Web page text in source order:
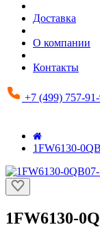
Доставка
О компании
Контакты
+7 (499) 757-
1FW6130-
1FW6130-